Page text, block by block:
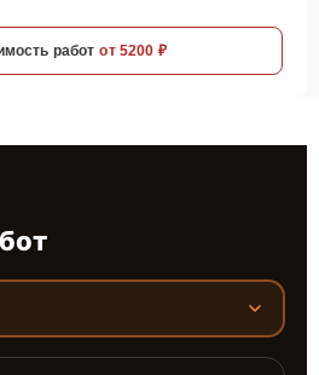
работ от 5200 ₽